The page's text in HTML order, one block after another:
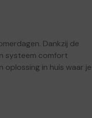
Dankzij de
systeem comfort
oplossing in huis waar je